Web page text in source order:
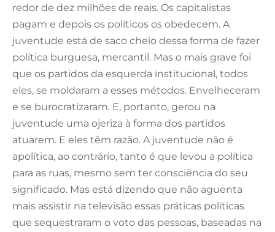
redor de dez milhões de reais. Os capitalistas
pagam e depois os políticos os obedecem. A
juventude está de saco cheio dessa forma de fazer
política burguesa, mercantil. Mas o mais grave foi
que os partidos da esquerda institucional, todos
eles, se moldaram a esses métodos. Envelheceram
e se burocratizaram. E, portanto, gerou na
juventude uma ojeriza à forma dos partidos
atuarem. E eles têm razão. A juventude não é
apolítica, ao contrário, tanto é que levou a política
para as ruas, mesmo sem ter consciência do seu
significado. Mas está dizendo que não aguenta
mais assistir na televisão essas práticas políticas
que sequestraram o voto das pessoas, baseadas na